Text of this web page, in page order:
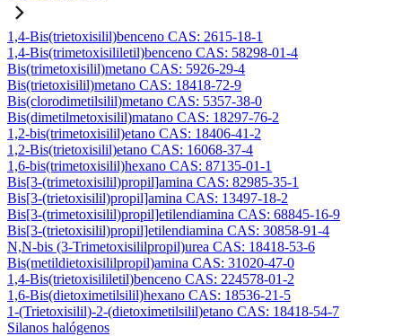
1,4-Bis(trietoxisilil)benceno CAS: 2615-18-1
1,4-Bis(trimetoxisililetil)benceno CAS: 58298-01-4
Bis(trimetoxisilil)metano CAS: 5926-29-4
Bis(trietoxisilil)metano CAS: 18418-72-9
Bis(clorodimetilsilil)metano CAS: 5357-38-0
Bis(dimetilmetoxisilil)matano CAS: 18297-76-2
1,2-bis(trimetoxisilil)etano CAS: 18406-41-2
1,2-Bis(trietoxisilil)etano CAS: 16068-37-4
1,6-bis(trimetoxisilil)hexano CAS: 87135-01-1
Bis[3-(trimetoxisilil)propil]amina CAS: 82985-35-1
Bis[3-(trietoxisilil)propil]amina CAS: 13497-18-2
Bis[3-(trimetoxisilil)propil]etilendiamina CAS: 68845-16-9
Bis[3-(trietoxisilil)propil]etilendiamina CAS: 30858-91-4
N,N-bis (3-Trimetoxisililpropil)urea CAS: 18418-53-6
Bis(metildietoxisililpropil)amina CAS: 31020-47-0
1,4-Bis(trietoxisililetil)benceno CAS: 224578-01-2
1,6-Bis(dietoximetilsilil)hexano CAS: 18536-21-5
1-(Trietoxisilil)-2-(dietoximetilsilil)etano CAS: 18418-54-7
Silanos halógenos